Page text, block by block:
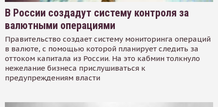
В России создадут систему контроля за
валютными операциями
Правительство создает систему мониторинга операций
в валюте, с помощью которой планирует следить за
оттоком капитала из России. На это кабмин толкнуло
нежелание бизнеса прислушиваться к
предупреждениям власти